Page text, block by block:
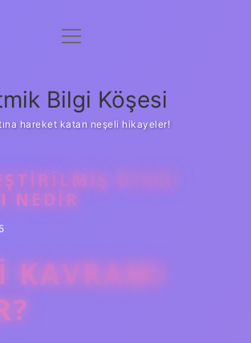
Anasayfa
Yasal Uyarı
menüyü
Bilgi Köşesi
hareket katan neşeli hikayeler!
ÖTEKI
NEDIR
KAVRAMI